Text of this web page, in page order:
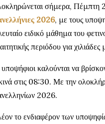
σήμερα, Πέμπτη
2026, με τους
ειδικό μάθημα του
περιόδου για
καλούνται να
στις 08:30. Με την
2026.
το ενδιαφέρον των